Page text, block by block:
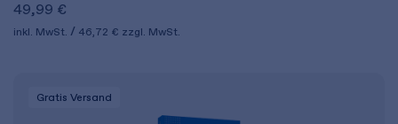
49,99 €
inkl. MwSt. 46,72 € zzgl. MwSt.
Gratis Versand